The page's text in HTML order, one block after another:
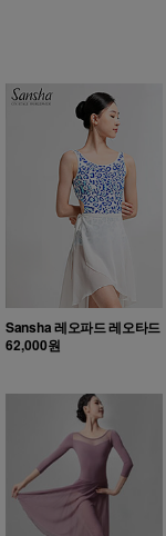
Sansha 레오파드 레오타드
62,000원